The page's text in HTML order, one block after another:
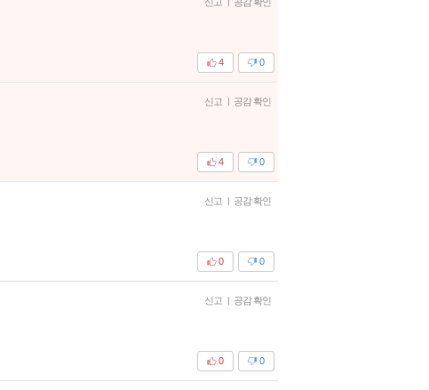
0
4
신고 | 공감 확인
0
4
신고 | 공감 확인
0
0
신고 | 공감 확인
0
0